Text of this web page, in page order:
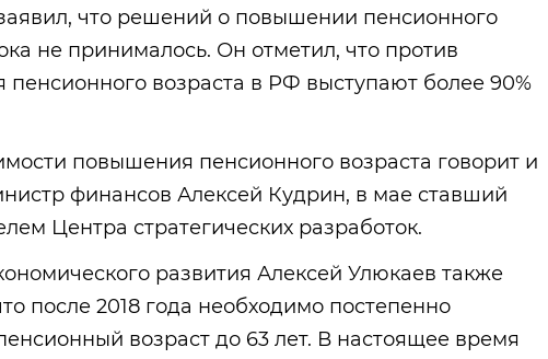
что решений о повышении пенсионного
не принималось. Он отметил, что против
возраста в РФ выступают более 90%
повышения пенсионного возраста говорит и
финансов Алексей Кудрин, в мае ставший
Центра стратегических разработок.
развития Алексей Улюкаев также
после 2018 года необходимо постепенно
возраст до 63 лет. В настоящее время